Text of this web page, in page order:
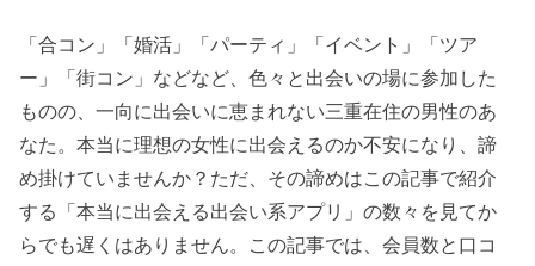
「合コン」「婚活」「パーティ」「イベント」「ツア
ー」「街コン」などなど、色々と出会いの場に参加した
ものの、一向に出会いに恵まれない三重在住の男性のあ
なた。本当に理想の女性に出会えるのか不安になり、諦
め掛けていませんか？ただ、その諦めはこの記事で紹介
する「本当に出会える出会い系アプリ」の数々を見てか
らでも遅くはありません。この記事では、会員数と口コ